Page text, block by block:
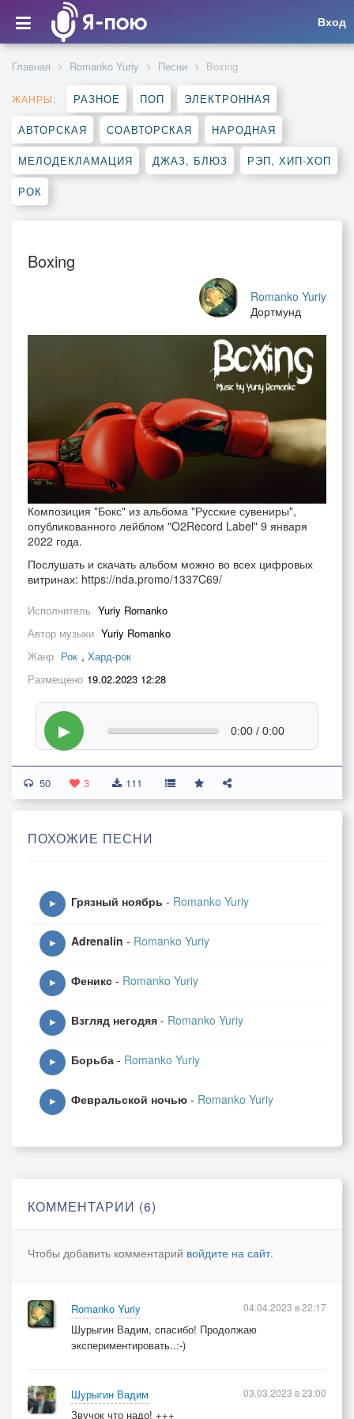
Вход
Главная Romanko Yuriy Песни Boxing
ЖАНРЫ: РАЗНОЕ ПОП ЭЛЕКТРОННАЯ
АВТОРСКАЯ СОАВТОРСКАЯ НАРОДНАЯ
МЕЛОДЕКЛАМАЦИЯ ДЖАЗ, БЛЮЗ РЭП, ХИП-ХОП
РОК
Boxing
Romanko Yuriy
Дортмунд
Композиция "Бокс" из альбома "Русские сувениры",
опубликованного лейблом "O2Record Label" 9 января
2022 года.
Послушать и скачать альбом можно во всех цифровых
витринах: https://nda.promo/1337C69/
Исполнитель Yuriy Romanko
Автор музыки Yuriy Romanko
Жанр Рок , Хард-рок
Размещено 19.02.2023 12:28
▶ 0:00 / 0:00
50 3 111
ПОХОЖИЕ ПЕСНИ
▶ Грязный ноябрь - Romanko Yuriy
▶ Adrenalin - Romanko Yuriy
▶ Феникс - Romanko Yuriy
▶ Взгляд негодяя - Romanko Yuriy
▶ Борьба - Romanko Yuriy
▶ Февральской ночью - Romanko Yuriy
КОММЕНТАРИИ (6)
Чтобы добавить комментарий войдите на сайт.
Romanko Yuriy
Шурыгин Вадим, cпасибо! Продолжаю
экспериментировать..:-)
04.04.2023 в 22:17
Шурыгин Вадим
Звучок что надо! +++
03.03.2023 в 23:00